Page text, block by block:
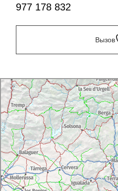
977 178 832
Вызов